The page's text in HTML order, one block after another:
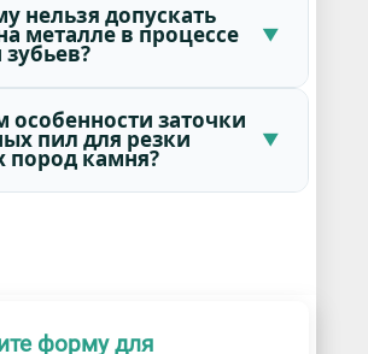
нельзя допускать
металле в процессе
особенности заточки
пил для резки
пород камня?
форму для